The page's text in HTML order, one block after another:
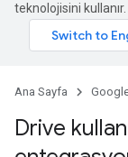
teknolojisini
Ana Sayfa
Drive